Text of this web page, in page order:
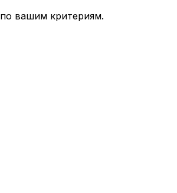
вашим критериям.